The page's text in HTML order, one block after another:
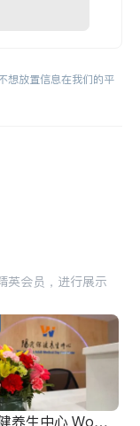
想放置信息在我们的平
英会员，进行展示
养生中心 World